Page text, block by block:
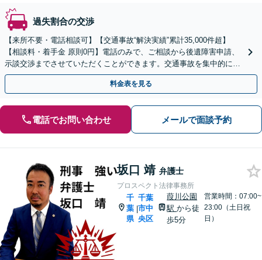
過失割合の交渉
【来所不要・電話相談可】【交通事故“解決実績”累計35,000件超】
【相談料・着手金 原則0円】電話のみで、ご相談から後遺障害申請、
示談交渉までさせていただくことができます。交通事故を集中的に取
り扱っている弁護士が全力でサポート！
料金表を見る
電話でお問い合わせ メールで面談予約
坂口 靖 弁護士
プロスペクト法律事務所
千
葉
県
|
千葉
市中
央区
葭川公園
駅から徒
歩5分
営業時間：07:00~
23:00（土日祝
日）